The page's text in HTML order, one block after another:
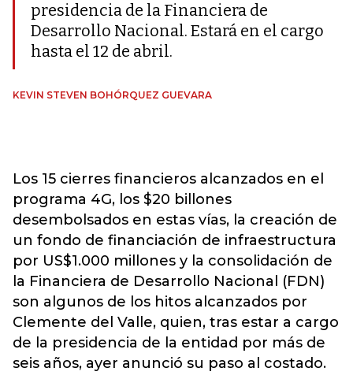
presidencia de la Financiera de
Desarrollo Nacional. Estará en el cargo
hasta el 12 de abril.
KEVIN STEVEN BOHÓRQUEZ GUEVARA
Los 15 cierres financieros alcanzados en el
programa 4G, los $20 billones
desembolsados en estas vías, la creación de
un fondo de financiación de infraestructura
por US$1.000 millones y la consolidación de
la Financiera de Desarrollo Nacional (FDN)
son algunos de los hitos alcanzados por
Clemente del Valle, quien, tras estar a cargo
de la presidencia de la entidad por más de
seis años, ayer anunció su paso al costado.